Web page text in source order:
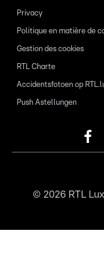
Privacy
Politique en matière de
Gestion des cookies
RTL Charte
Accidentsfotoen op
Push Astellungen
© 2026RTL